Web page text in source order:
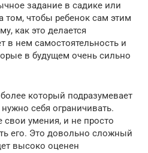
задание в садике или
том, чтобы ребенок сам этим
как это делается
в нем самостоятельность и
в будущем очень сильно
который подразумевает
себя ограничивать.
умения, и не просто
его. Это довольно сложный
высоко оценен